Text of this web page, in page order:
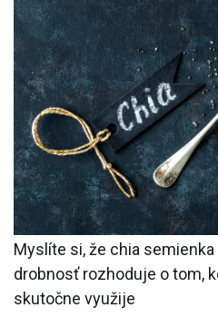
Myslíte si, že chia
drobnosť rozhoduje o tom,
skutočne využije